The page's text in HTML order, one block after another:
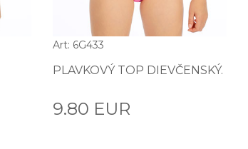
Art: 6G433
PLAVKOVÝ TOP DIEVČENSKÝ.
9.80 EUR